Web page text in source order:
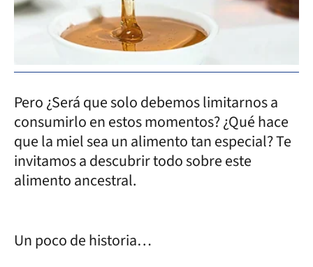
Pero ¿Será que solo debemos limitarnos a
consumirlo en estos momentos? ¿Qué hace
que la miel sea un alimento tan especial? Te
invitamos a descubrir todo sobre este
alimento ancestral.
Un poco de historia…